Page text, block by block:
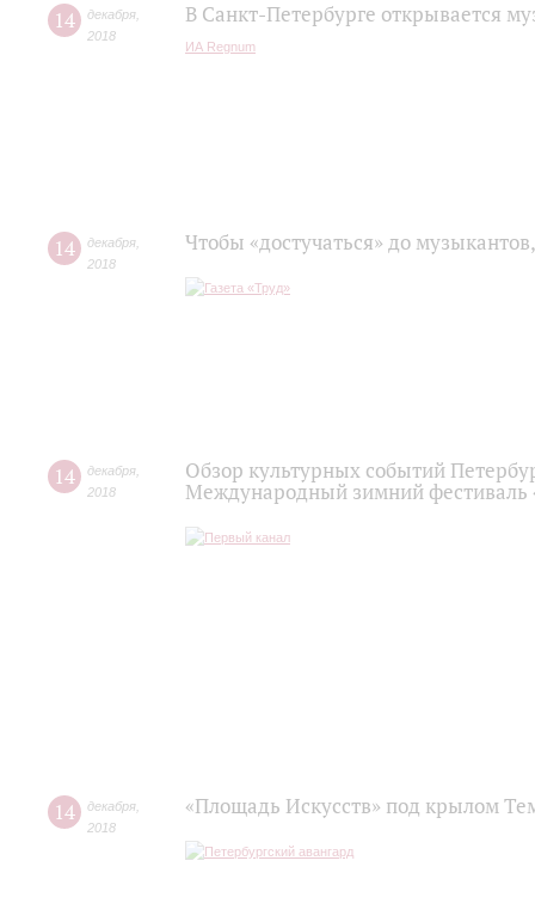
14 декабря
2018
В Санкт-Петербурге открывается
ИА Regnum
14 декабря
2018
Чтобы «достучаться» до
14 декабря
2018
Обзор культурных событий
Международный зимний фестиваль
14 декабря
2018
«Площадь Искусств» под крылом